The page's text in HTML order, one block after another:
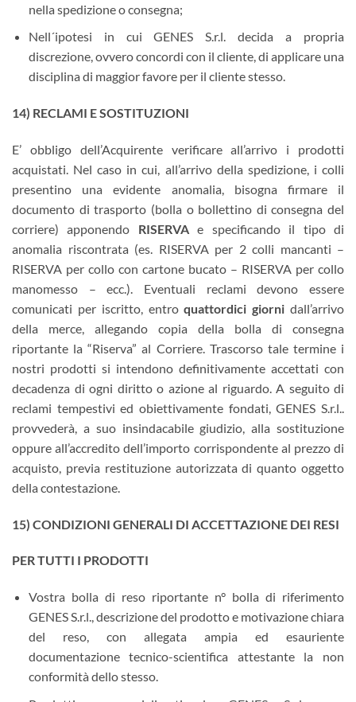
nella spedizione o consegna;
Nell´ipotesi in cui GENES S.r.l. decida a propria
discrezione, ovvero concordi con il cliente, di applicare una
disciplina di maggior favore per il cliente stesso.
14) RECLAMI E SOSTITUZIONI
E’ obbligo dell’Acquirente verificare all’arrivo i prodotti
acquistati. Nel caso in cui, all’arrivo della spedizione, i colli
presentino una evidente anomalia, bisogna firmare il
documento di trasporto (bolla o bollettino di consegna del
corriere) apponendo RISERVAe specificando il tipo di
anomalia riscontrata (es. RISERVA per 2 colli mancanti –
RISERVA per collo con cartone bucato – RISERVA per collo
manomesso – ecc.). Eventuali reclami devono essere
comunicati per iscritto, entroquattordici giorni dall’arrivo
della merce, allegando copia della bolla di consegna
riportante la “Riserva” al Corriere. Trascorso tale termine i
nostri prodotti si intendono definitivamente accettati con
decadenza di ogni diritto o azione al riguardo. A seguito di
reclami tempestivi ed obiettivamente fondati, GENES S.r.l..
provvederà, a suo insindacabile giudizio, alla sostituzione
oppure all’accredito dell’importo corrispondente al prezzo di
acquisto, previa restituzione autorizzata di quanto oggetto
della contestazione.
15) CONDIZIONI GENERALI DI ACCETTAZIONE DEI RESI
PER TUTTI I PRODOTTI
Vostra bolla di reso riportante n° bolla di riferimento
GENES S.r.l., descrizione del prodotto e motivazione chiara
del reso, con allegata ampia ed esauriente
documentazione tecnico-scientifica attestante la non
conformità dello stesso.